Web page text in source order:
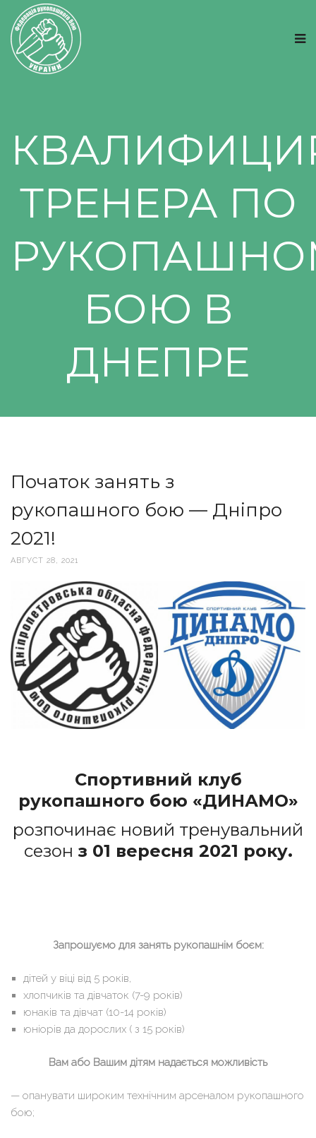
ТРЕНЕРА ПО
БОЮ В
ДНЕПРЕ
Початок занять з
рукопашного бою — Дніпро
2021!
АВГУСТ 28, 2021
Спортивний клуб
рукопашного бою «ДИНАМО»
розпочинає новий тренувальний
сезон з 01 вересня 2021 року.
Запрошуємо для занять рукопашнім боєм:
дітей у віці від 5 років,
хлопчиків та дівчаток (7-9 років)
юнаків та дівчат (10-14 років)
юніорів да дорослих ( з 15 років)
Вам або Вашим дітям надається можливість
— опанувати широким технічним арсеналом рукопашного
бою;